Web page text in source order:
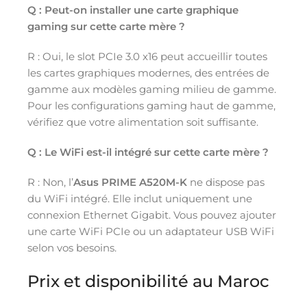
Q : Peut-on installer une carte graphique
gaming sur cette carte mère ?
R : Oui, le slot PCIe 3.0 x16 peut accueillir toutes
les cartes graphiques modernes, des entrées de
gamme aux modèles gaming milieu de gamme.
Pour les configurations gaming haut de gamme,
vérifiez que votre alimentation soit suffisante.
Q : Le WiFi est-il intégré sur cette carte mère ?
R : Non, l’Asus PRIME A520M-K ne dispose pas
du WiFi intégré. Elle inclut uniquement une
connexion Ethernet Gigabit. Vous pouvez ajouter
une carte WiFi PCIe ou un adaptateur USB WiFi
selon vos besoins.
Prix et disponibilité au Maroc